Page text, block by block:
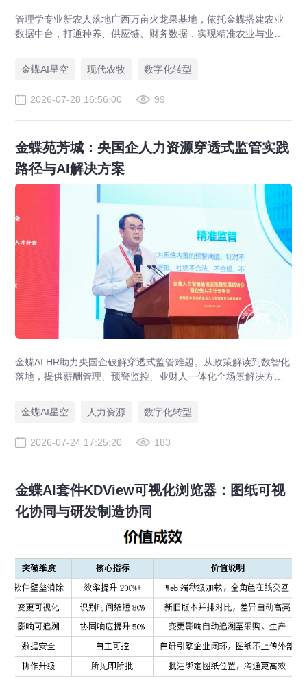
管理学专业新农人落地广西万亩火龙果基地，依托金蝶搭建农业
数据中台，打通种养、供应链、财务数据，实现精准农业与业财
金蝶AI星空
现代农牧 数字化转型
2026-07-28 16:56:00 99
金蝶苑芳城：央国企人力资源穿透式监管实践
路径与AI解决方案
金蝶AI HR助力央国企破解穿透式监管难题。从政策解读到数智化
落地，提供薪酬管理、预警监控、业财人一体化全场景解决方
金蝶AI星空
人力资源 数字化转型
2026-07-24 17:25:20 183
金蝶AI套件KDView可视化浏览器：图纸可视
化协同与研发制造协同